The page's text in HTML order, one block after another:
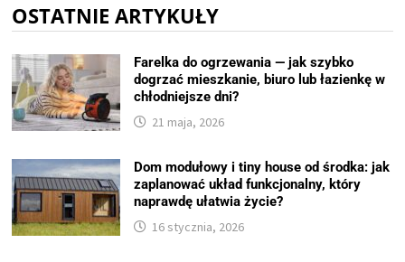
OSTATNIE ARTYKUŁY
Farelka do ogrzewania — jak szybko
dogrzać mieszkanie, biuro lub łazienkę w
chłodniejsze dni?
21 maja, 2026
Dom modułowy i tiny house od środka: jak
zaplanować układ funkcjonalny, który
naprawdę ułatwia życie?
16 stycznia, 2026